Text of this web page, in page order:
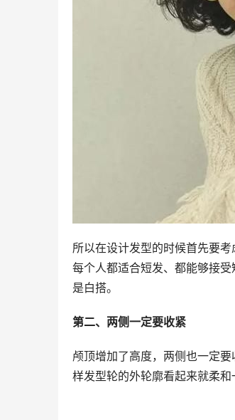
所以在设计发型的时候首先要
每个人都适合短发、都能够接
是白搭。
第二、两侧一定要收紧
颅顶增加了高度，两侧也一定
样发型轮的外轮廓看起来就柔和